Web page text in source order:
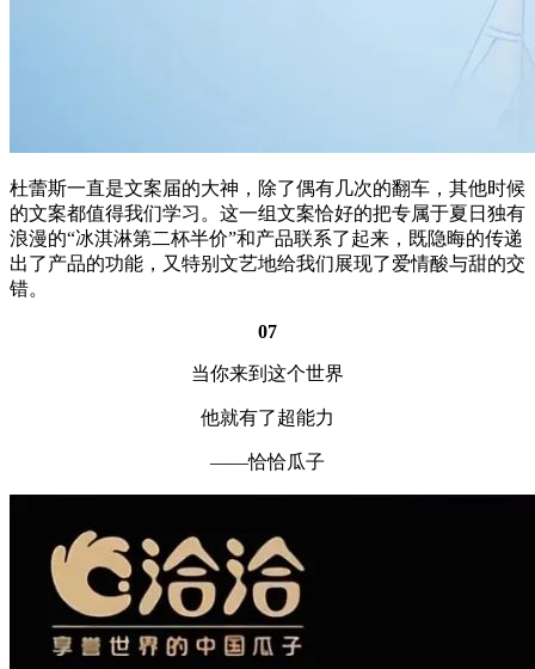
杜蕾斯一直是文案届的大神，除了偶有几次的翻车，其他时候
的文案都值得我们学习。这一组文案恰好的把专属于夏日独有
浪漫的“冰淇淋第二杯半价”和产品联系了起来，既隐晦的传递
出了产品的功能，又特别文艺地给我们展现了爱情酸与甜的交
错。
07
当你来到这个世界
他就有了超能力
——恰恰瓜子